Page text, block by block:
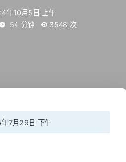
年10月5日 上午
54 分钟 3548 次
7月29日 下午